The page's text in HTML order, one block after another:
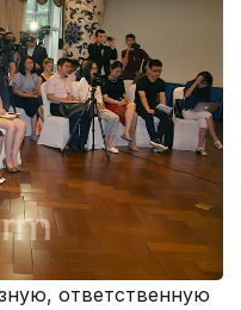
ответственную